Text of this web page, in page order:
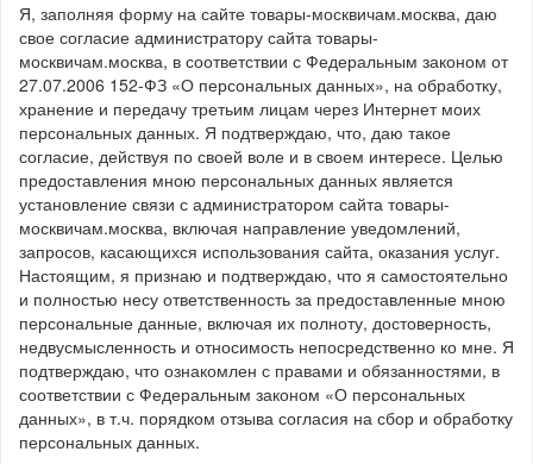
Я, заполняя форму на сайте товары-москвичам.москва, даю
свое согласие администратору сайта товары-
москвичам.москва, в соответствии с Федеральным законом от
27.07.2006 152-ФЗ «О персональных данных», на обработку,
хранение и передачу третьим лицам через Интернет моих
персональных данных. Я подтверждаю, что, даю такое
согласие, действуя по своей воле и в своем интересе. Целью
предоставления мною персональных данных является
установление связи с администратором сайта товары-
москвичам.москва, включая направление уведомлений,
запросов, касающихся использования сайта, оказания услуг.
Настоящим, я признаю и подтверждаю, что я самостоятельно
и полностью несу ответственность за предоставленные мною
персональные данные, включая их полноту, достоверность,
недвусмысленность и относимость непосредственно ко мне. Я
подтверждаю, что ознакомлен с правами и обязанностями, в
соответствии с Федеральным законом «О персональных
данных», в т.ч. порядком отзыва согласия на сбор и обработку
персональных данных.